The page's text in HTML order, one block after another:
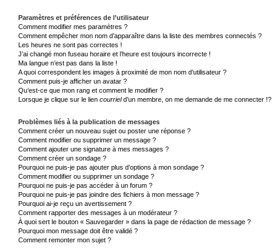
Paramètres et préférences de l’utilisateur
Comment modifier mes paramètres ?
Comment empêcher mon nom d’apparaître dans la liste des membres connectés ?
Les heures ne sont pas correctes !
J’ai changé mon fuseau horaire et l’heure est toujours incorrecte !
Ma langue n’est pas dans la liste !
A quoi correspondent les images à proximité de mon nom d’utilisateur ?
Comment puis-je afficher un avatar ?
Qu’est-ce que mon rang et comment le modifier ?
Lorsque je clique sur le lien courrield’un membre, on me demande de me connecter !?
Problèmes liés à la publication de messages
Comment créer un nouveau sujet ou poster une réponse ?
Comment modifier ou supprimer un message ?
Comment ajouter une signature à mes messages ?
Comment créer un sondage ?
Pourquoi ne puis-je pas ajouter plus d’options à mon sondage ?
Comment modifier ou supprimer un sondage ?
Pourquoi ne puis-je pas accéder à un forum ?
Pourquoi ne puis-je pas joindre des fichiers à mon message ?
Pourquoi ai-je reçu un avertissement ?
Comment rapporter des messages à un modérateur ?
À quoi sert le bouton « Sauvegarder » dans la page de rédaction de message ?
Pourquoi mon message doit être validé ?
Comment remonter mon sujet ?